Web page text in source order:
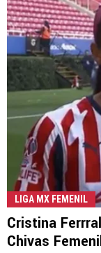
LIGA MX FEMENIL
Cristina
Chivas